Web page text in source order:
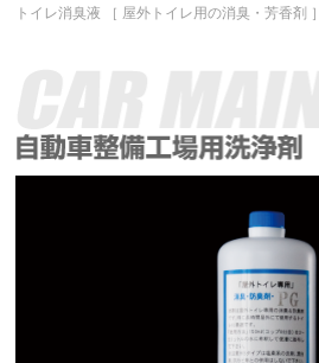
トイレ消臭液 ［ 屋外トイレ用の消臭・芳香剤 ］